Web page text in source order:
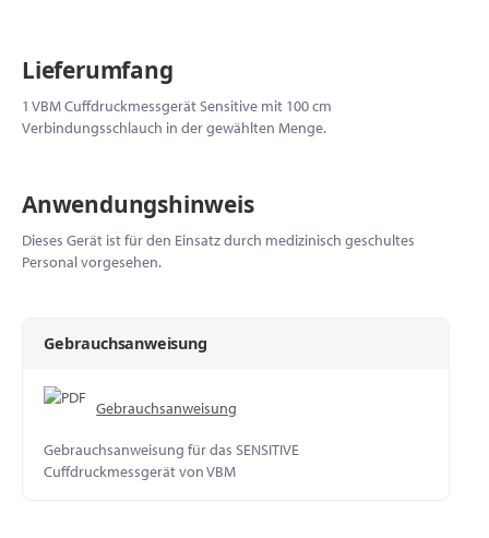
Lieferumfang
1 VBM Cuffdruckmessgerät Sensitive mit 100 cm
Verbindungsschlauch in der gewählten Menge.
Anwendungshinweis
Dieses Gerät ist für den Einsatz durch medizinisch geschultes
Personal vorgesehen.
Gebrauchsanweisung
Gebrauchsanweisung
Gebrauchsanweisung für das SENSITIVE
Cuffdruckmessgerät von VBM